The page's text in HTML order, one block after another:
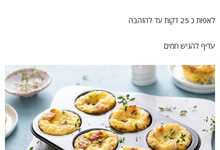
לאפות כ 25 דקות עד להזהבה
עדיף להגיש חמים